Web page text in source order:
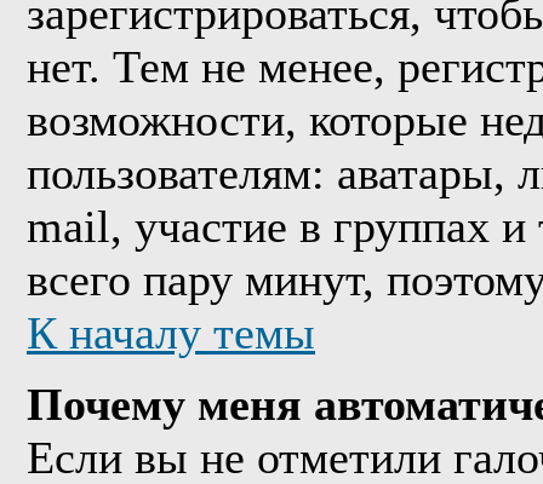
зарегистрироваться,
нет. Тем не менее,
возможности, которые
пользователям: аватары,
mail, участие в группах и
всего пару минут,
К началу темы
Почему меня
Если вы не отметили